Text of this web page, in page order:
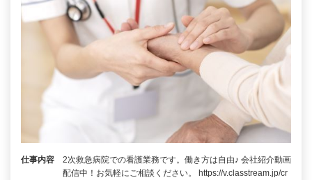
仕事内容
2次救急病院での看護業務です。働き方は自由♪ 会社紹介動画
配信中！お気軽にご相談ください。 https://v.classtream.jp/cr